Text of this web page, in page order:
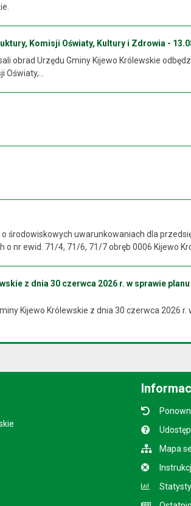
Komisji Oświaty, Kultury i Zdrowia -
obrad Urzędu Gminy Kijewo Królewskie
środowiskowych uwarunkowaniach dla
nr ewid. 71/4, 71/6, 71/7 obręb 0006 Kijewo
z dnia 30 czerwca 2026 r. w sprawie
Kijewo Królewskie z dnia 30 czerwca 2026
Mapa